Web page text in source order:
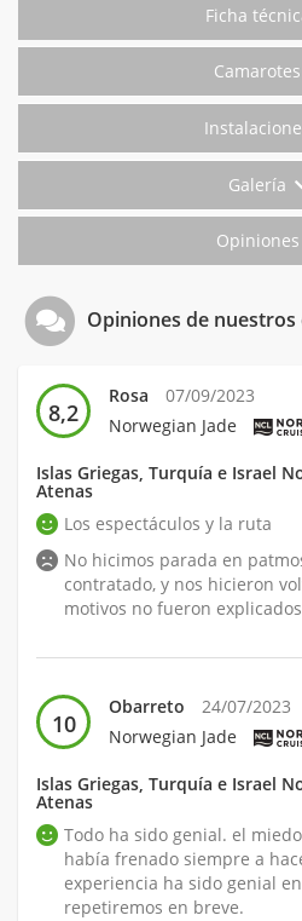
Ficha
Camarotes
Galería
Opiniones
Opiniones de nuestros
8,2
Rosa
07/09/2023
Norwegian Jade
Islas Griegas, Turquía e Israel
Atenas
Los espectáculos y la ruta
No hicimos parada en
contratado, y nos hicieron
motivos no fueron
10
Obarreto
24/07/2023
Norwegian Jade
Islas Griegas, Turquía e Israel
Atenas
Todo ha sido genial. el
había frenado siempre a
experiencia ha sido genial
repetiremos en breve.